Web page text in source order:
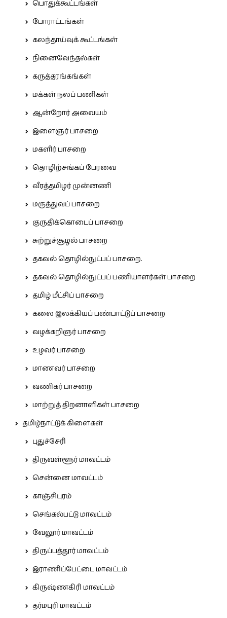
பொதுக்கூட்டங்கள்
போராட்டங்கள்
கலந்தாய்வுக் கூட்டங்கள்
நினைவேந்தல்கள்
கருத்தரங்கங்கள்
மக்கள் நலப் பணிகள்
ஆன்றோர் அவையம்
இளைஞர் பாசறை
மகளிர் பாசறை
தொழிற்சங்கப் பேரவை
வீரத்தமிழர் முன்னணி
மருத்துவப் பாசறை
குருதிக்கொடைப் பாசறை
சுற்றுச்சூழல் பாசறை
தகவல் தொழில்நுட்பப் பாசறை.
தகவல் தொழில்நுட்பப் பணியாளர்கள் பாசறை
தமிழ் மீட்சிப் பாசறை
கலை இலக்கியப் பண்பாட்டுப் பாசறை
வழக்கறிஞர் பாசறை
உழவர் பாசறை
மாணவர் பாசறை
வணிகர் பாசறை
மாற்றுத் திறனாளிகள் பாசறை
தமிழ்நாட்டுக் கிளைகள்
புதுச்சேரி
திருவள்ளூர் மாவட்டம்
சென்னை மாவட்டம்
காஞ்சிபுரம்
செங்கல்பட்டு மாவட்டம்
வேலூர் மாவட்டம்
திருப்பத்தூர் மாவட்டம்
இராணிப்பேட்டை மாவட்டம்
கிருஷ்ணகிரி மாவட்டம்
தர்மபுரி மாவட்டம்